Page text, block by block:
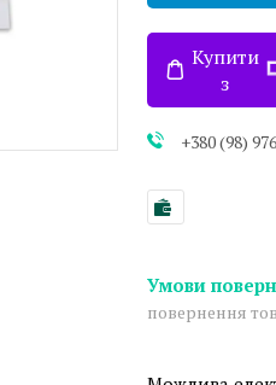
Купити
з
+380 (98)
повернення